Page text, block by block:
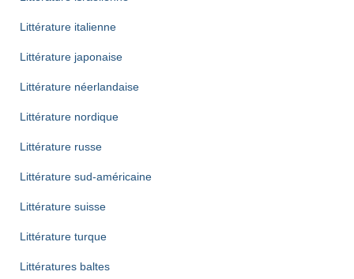
Littérature italienne
Littérature japonaise
Littérature néerlandaise
Littérature nordique
Littérature russe
Littérature sud-américaine
Littérature suisse
Littérature turque
Littératures baltes